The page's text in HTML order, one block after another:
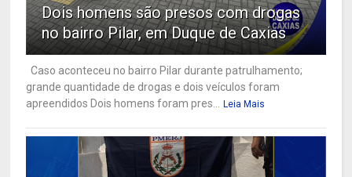
Dois homens são presos com drogas
no bairro Pilar, em Duque de Caxias
Caso aconteceu no bairro Pilar durante patrulhamento;
grande quantidade de drogas e dois veículos foram
apreendidos Dois homens foram pres...
Leia Mais